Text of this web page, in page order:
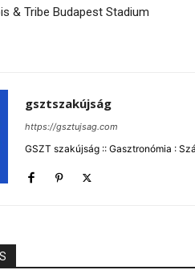
& Tribe Budapest Stadium
gsztszakújság
https://gsztujsag.com
GSZT szakújság :: Gasztronómia :